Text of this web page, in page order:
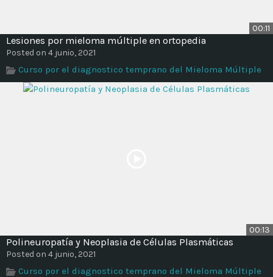
00:11
Lesiones por mieloma múltiple en ortopedia
Posted on 4 junio, 2021
Curso por el diagnostico temprano del Mieloma Múltiple
00:13
Polineuropatía y Neoplasia de Células Plasmáticas
Posted on 4 junio, 2021
Curso por el diagnostico temprano del Mieloma Múltiple